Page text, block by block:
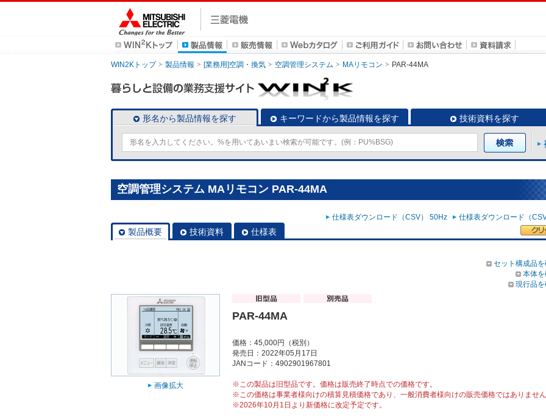
WIN2Kトップ 製品情報 [業務用]空調・換気 空調管理システム MAリモコン PAR-44MA
形名から製品情報を探す キーワードから製品情報を探す 技術資料を探す
空調管理システム MAリモコン PAR-44MA
仕様表ダウンロード（CSV） 50Hz 仕様表ダウンロード（
製品概要 技術資料 仕様表
セット構成品
本体
現行品
画像拡大
PAR-44MA
価格：45,000円（税別）
発売日：2022年05月17日
JANコード：4902901967801
※この製品は旧型品です。価格は販売終了時点での価格です。
※この価格は事業者様向けの積算見積価格であり、一般消費者様向けの販売価格ではありませ
※2026年10月1日より新価格に改定予定です。